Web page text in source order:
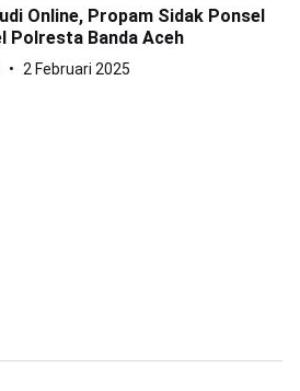
Online, Propam Sidak Ponsel
Polresta Banda Aceh
2 Februari 2025